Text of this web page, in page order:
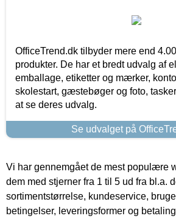
OfficeTrend.dk tilbyder mere end
produkter. De har et bredt udvalg af
emballage, etiketter og mærker,
skolestart, gæstebøger og foto,
at se deres udvalg.
Se udvalget på
Vi har gennemgået de mest populære
dem med stjerner fra 1 til 5 ud fra bl.a.
sortimentstørrelse, kundeservice,
betingelser, leveringsformer og